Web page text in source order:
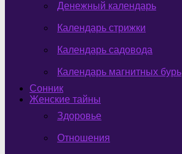
Денежный календарь
Календарь стрижки
Календарь садовода
Календарь магнитных бурь
Сонник
Женские тайны
Здоровье
Отношения